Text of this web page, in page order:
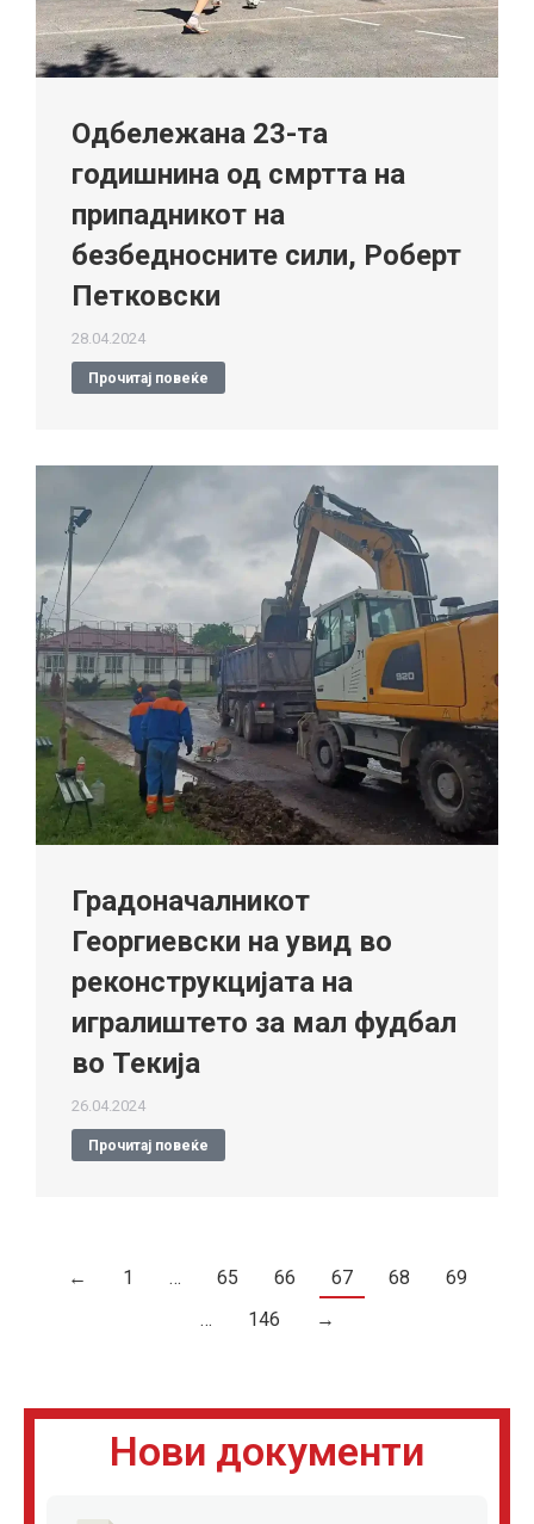
Одбележана 23-та
годишнина од смртта на
припадникот на
безбедносните сили, Роберт
Петковски
28.04.2024
Прочитај повеќе
Градоначалникот
Георгиевски на увид во
реконструкцијата на
игралиштето за мал фудбал
во Текија
26.04.2024
Прочитај повеќе
← 1 … 65 66 67 68
69
…
146 →
Нови документи